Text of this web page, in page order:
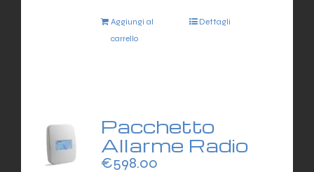
Aggiungi al
carrello
Dettagli
Pacchetto
Allarme Radio
€598.00